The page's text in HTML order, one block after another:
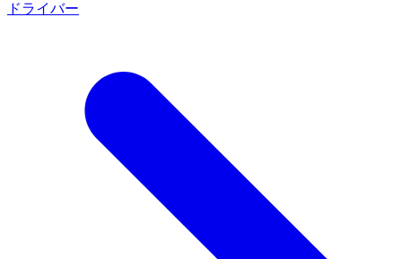
ドライバー